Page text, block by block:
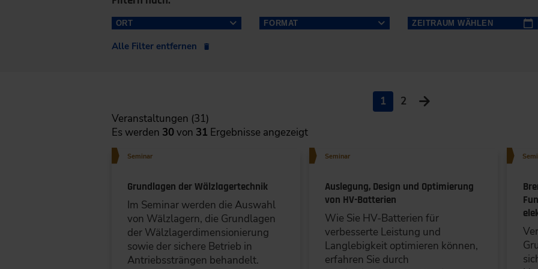
ORT
Stuttgart (6)
Duisburg/Essen/Dortmund (2)
Nürnberg (2)
Würzburg (2)
LÖSCHEN SPEICHERN
FORMAT
Lehrgang (1)
Spezialtag (1)
LÖSCHEN SPEICHERN
ZEITRAUM WÄHLEN
30 TAGE
NÄCHSTE
24
26
2
LÖSCHEN
Alle Filter entfernen
1
2
Veranstaltungen (31)
Es werden 30von 31 Ergebnisse angezeigt
Seminar
Grundlagen der Wälzlagertechnik
Im Seminar werden die Auswahl
von Wälzlagern, die Grundlagen
der Wälzlagerdimensionierung
sowie der sichere Betrieb in
Antriebssträngen behandelt.
Seminar
Auslegung, Design und Optimierung
von HV-Batterien
Wie Sie HV-Batterien für
verbesserte Leistung und
Langlebigkeit optimieren können,
erfahren Sie durch